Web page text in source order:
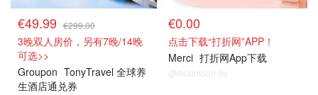
€49.99 €299.00
3晚双人房价，另有7晚/14晚
可选>>
Groupon TonyTravel 全球养
生酒店通兑券
€0.00
点击下载“打折网”APP！
Merci 打折网App下载
@dealmoon.de